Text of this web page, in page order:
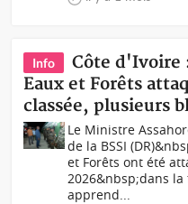
Info
Côte d'Ivoire
Eaux et Forêts
classée, plusieurs
Le Ministre
de la BSSI
et Forêts ont été
2026&nbsp;dans la
apprend...